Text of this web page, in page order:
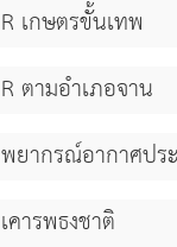
R เกษตรขั้นเทพ
R ตามอำเภอจาน
พยากรณ์อากาศปร
เคารพธงชาติ